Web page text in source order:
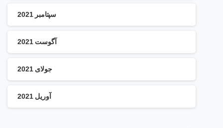
سپتامبر 2021
آگوست 2021
جولای 2021
آوریل 2021